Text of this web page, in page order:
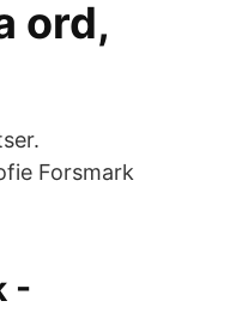
ord,
Forsmark
-